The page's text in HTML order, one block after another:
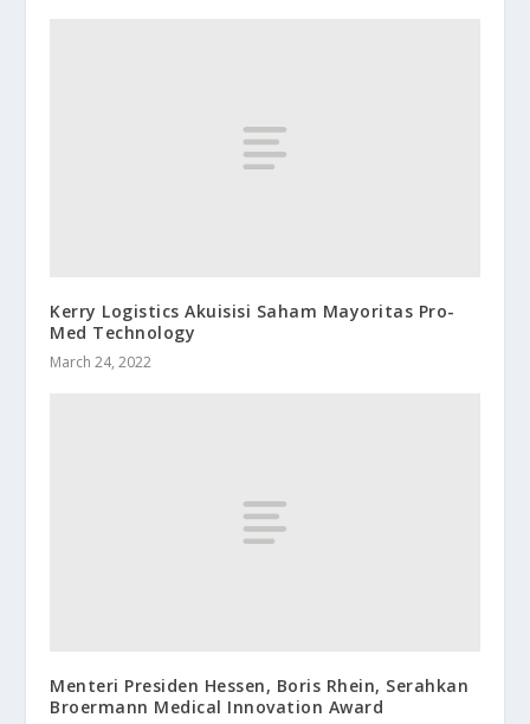
Kerry Logistics Akuisisi Saham Mayoritas Pro-
Med Technology
March 24, 2022
Menteri Presiden Hessen, Boris Rhein, Serahkan
Broermann Medical Innovation Award